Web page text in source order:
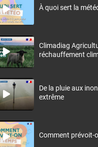
À quoi sert la
Climadiag
réchauffement
De la pluie aux
extrême
Comment prévoit-